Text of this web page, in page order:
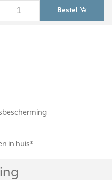
+
- Bestel
in huis*